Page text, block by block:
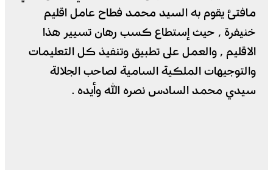
مافتئ يقوم به السيد محمد فطاح عامل اقليم
خنيفرة ٬ حيث إستطاع كسب رهان تسيير هذا
الاقليم ٬ والعمل على تطبيق وتنفيذ كل التعليمات
والتوجيهات الملكية السامية لصاحب الجلالة
سيدي محمد السادس نصره الله وأيده .